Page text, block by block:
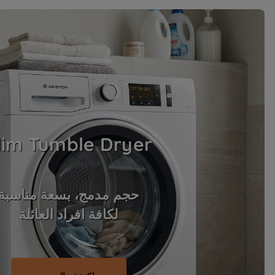
Tumble Dryer
حجم مدمج، بسعة
لكافة افراد العائلة